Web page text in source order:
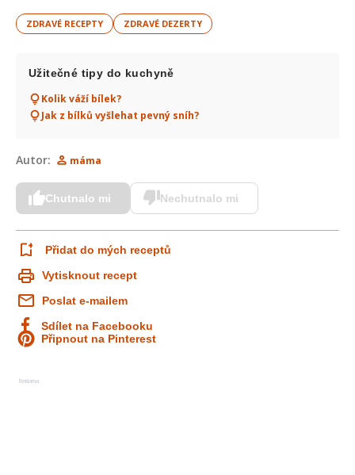
ZDRAVÉ RECEPTY ZDRAVÉ DEZERTY
Užitečné tipy do kuchyně
Kolik váží bílek?
Jak z bílků vyšlehat pevný sníh?
Autor: máma
Chutnalo mi Nechutnalo mi
Přidat do mých receptů
Vytisknout recept
Poslat e-mailem
Sdílet na Facebooku
Připnout na Pinterest
Reklama